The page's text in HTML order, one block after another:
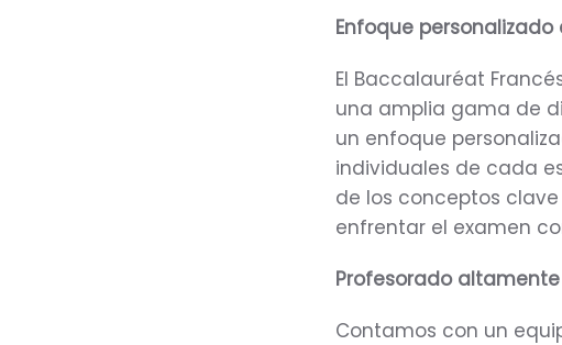
Enfoque
El Baccalauréat
una amplia gama de
un enfoque
individuales de cada
de los conceptos
enfrentar el examen
Profesorado
Contamos con un